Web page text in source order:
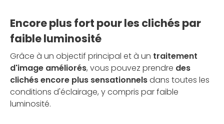
Encore plus fort pour les clichés par
faible luminosité
Grâce à un objectif principal et à un traitement
d'image améliorés, vous pouvez prendre des
clichés encore plus sensationnelsdans toutes les
conditions d'éclairage, y compris par faible
luminosité.